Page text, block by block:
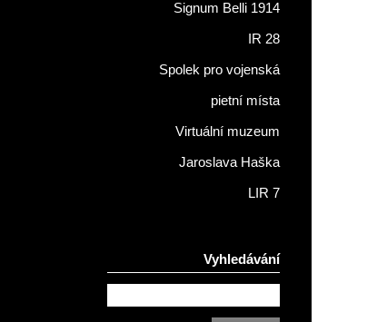
Signum Belli 1914
IR 28
Spolek pro vojenská
pietní místa
Virtuální muzeum
Jaroslava Haška
LIR 7
Vyhledávání